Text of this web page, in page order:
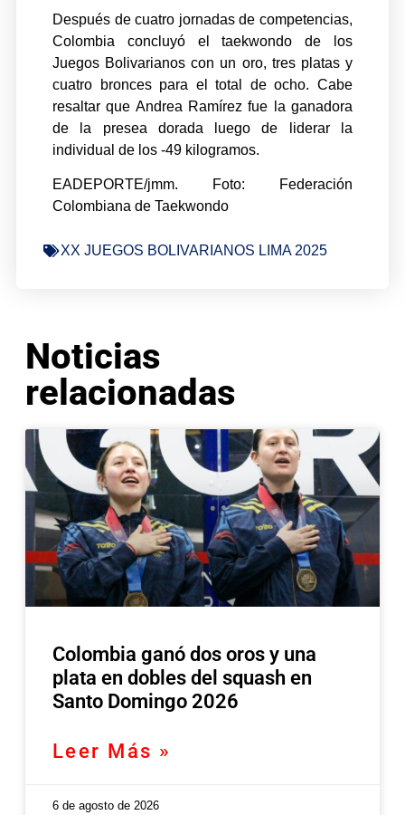
Después de cuatro jornadas de competencias,
Colombia concluyó el taekwondo de los
Juegos Bolivarianos con un oro, tres platas y
cuatro bronces para el total de ocho. Cabe
resaltar que Andrea Ramírez fue la ganadora
de la presea dorada luego de liderar la
individual de los -49 kilogramos.
EADEPORTE/jmm. Foto: Federación
Colombiana de Taekwondo
XX JUEGOS BOLIVARIANOS LIMA 2025
Noticias
relacionadas
Colombia ganó dos oros y una
plata en dobles del squash en
Santo Domingo 2026
Leer Más »
6 de agosto de 2026